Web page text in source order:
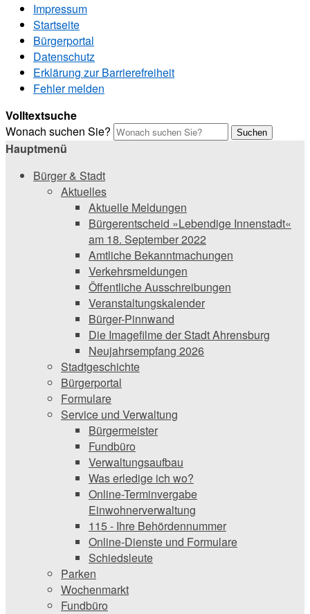
Impressum
Startseite
Bürgerportal
Datenschutz
Erklärung zur Barrierefreiheit
Fehler melden
Volltextsuche
Wonach suchen Sie?
Suchen
Hauptmenü
Bürger & Stadt
Aktuelles
Aktuelle Meldungen
Bürgerentscheid »Lebendige Innenstadt«
am 18. September 2022
Amtliche Bekanntmachungen
Verkehrsmeldungen
Öffentliche Ausschreibungen
Veranstaltungskalender
Bürger-Pinnwand
Die Imagefilme der Stadt Ahrensburg
Neujahrsempfang 2026
Stadtgeschichte
Bürgerportal
Formulare
Service und Verwaltung
Bürgermeister
Fundbüro
Verwaltungsaufbau
Was erledige ich wo?
Online-Terminvergabe
Einwohnerverwaltung
115 - Ihre Behördennummer
Online-Dienste und Formulare
Schiedsleute
Parken
Wochenmarkt
Fundbüro